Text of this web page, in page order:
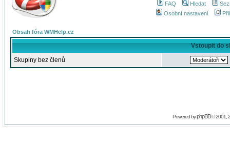
FAQ Hledat
Osobní nastavení
Obsah fóra WMHelp.cz
Vstoupit do
Skupiny bez členů
Powered byphpBB© 2001,